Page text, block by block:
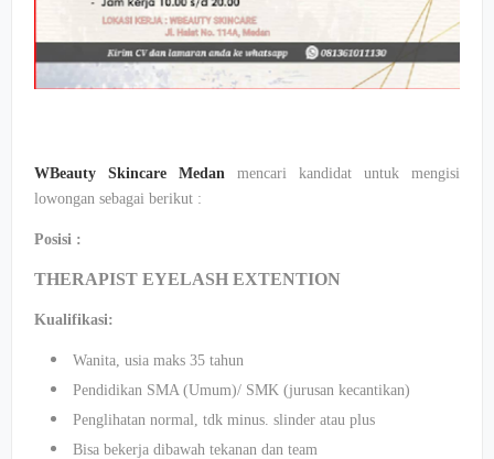
WBeauty Skincare Medan mencari kandidat untuk mengisi
lowongan sebagai berikut :
Posisi :
THERAPIST EYELASH EXTENTION
Kualifikasi:
Wanita, usia maks 35 tahun
Pendidikan SMA (Umum)/ SMK (jurusan kecantikan)
Penglihatan normal, tdk minus. slinder atau plus
Bisa bekerja dibawah tekanan dan team